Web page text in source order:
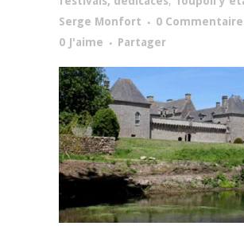
Serge Monfort
0
0 J'aime Partager